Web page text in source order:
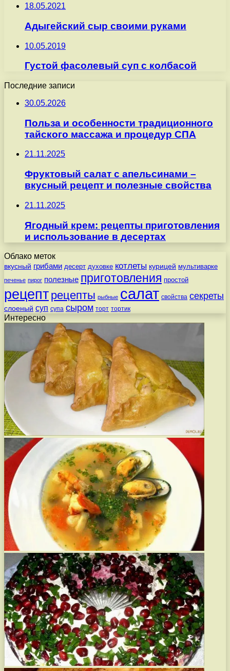
18.05.2021
Адыгейский сыр своими руками
10.05.2019
Густой фасолевый суп с колбасой
Последние записи
30.05.2026
Польза и особенности традиционного
тайского массажа и процедур СПА
21.11.2025
Фруктовый салат с апельсинами –
вкусный рецепт и полезные свойства
21.11.2025
Ягодный крем: рецепты приготовления
и использование в десертах
Облако меток
вкусный грибами десерт духовке котлеты курицей мультиварке
печенье пирог полезные приготовления простой
рецепт рецепты рыбные салат свойства секреты
слоеный суп супа сыром торт тортик
Интересно